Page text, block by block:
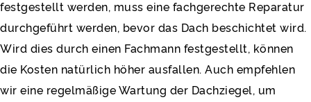
festgestellt werden, muss eine fachgerechte Reparatur
durchgeführt werden, bevor das Dach beschichtet wird.
Wird dies durch einen Fachmann festgestellt, können
die Kosten natürlich höher ausfallen. Auch empfehlen
wir eine regelmäßige Wartung der Dachziegel, um